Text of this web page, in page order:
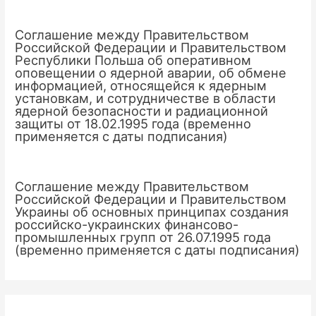
Соглашение между Правительством
Российской Федерации и Правительством
Республики Польша об оперативном
оповещении о ядерной аварии, об обмене
информацией, относящейся к ядерным
установкам, и сотрудничестве в области
ядерной безопасности и радиационной
защиты от 18.02.1995 года (временно
применяется с даты подписания)
Соглашение между Правительством
Российской Федерации и Правительством
Украины об основных принципах создания
российско-украинских финансово-
промышленных групп от 26.07.1995 года
(временно применяется с даты подписания)